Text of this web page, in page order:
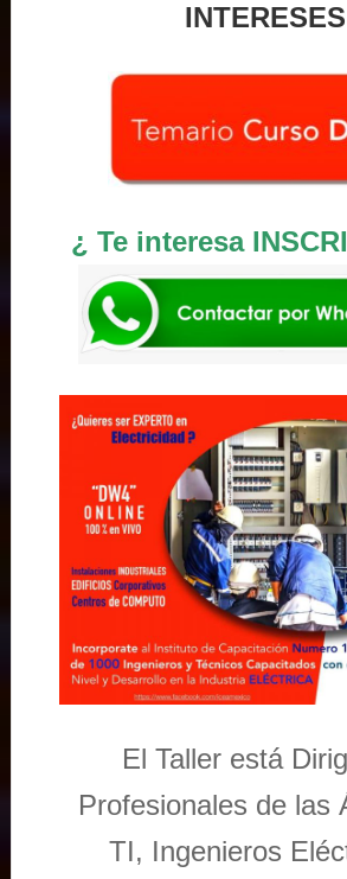
INTERESES
¿ Te interesa
El Taller está
Profesionales de las
TI, Ingenieros